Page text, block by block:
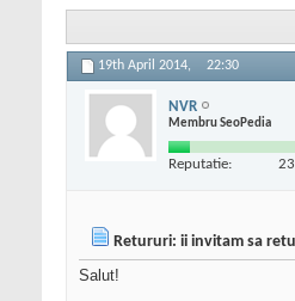
19th April 2014, 22:30
NVR
Membru SeoPedia
Reputatie: 23
Retururi: ii invitam sa
Salut!